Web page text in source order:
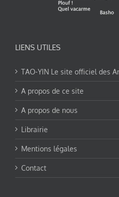
LIENS UTILES
TAO-YIN Le site officiel des
A propos de ce site
A propos de nous
Librairie
Mentions légales
Contact